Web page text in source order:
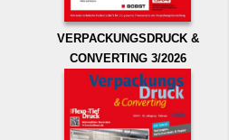
VERPACKUNGSDRUCK &
CONVERTING 3/2026